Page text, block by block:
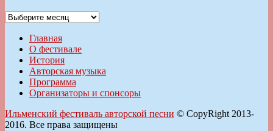
Архивы
Главная
О фестивале
История
Авторская музыка
Программа
Организаторы и спонсоры
Ильменский фестиваль авторской песни © CopyRight 2013-
2016. Все права защищены